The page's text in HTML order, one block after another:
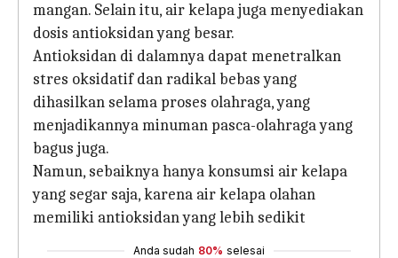
mangan. Selain itu, air kelapa juga menyediakan
dosis antioksidan yang besar.
Antioksidan di dalamnya dapat menetralkan
stres oksidatif dan radikal bebas yang
dihasilkan selama proses olahraga, yang
menjadikannya minuman pasca-olahraga yang
bagus juga.
Namun, sebaiknya hanya konsumsi air kelapa
yang segar saja, karena air kelapa olahan
memiliki antioksidan yang lebih sedikit
Anda sudah 80% selesai